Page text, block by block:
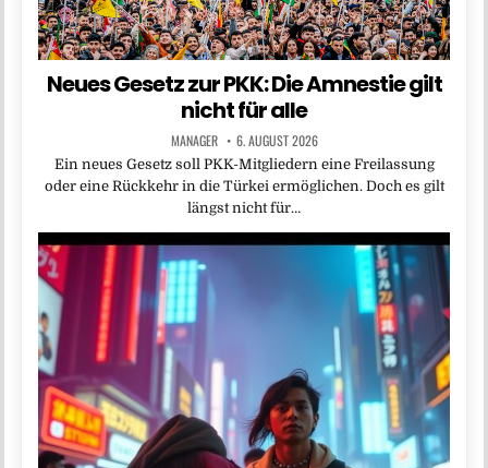
Neues Gesetz zur PKK: Die Amnestie gilt
nicht für alle
MANAGER 6. AUGUST 2026
Ein neues Gesetz soll PKK-Mitgliedern eine Freilassung
oder eine Rückkehr in die Türkei ermöglichen. Doch es gilt
längst nicht für…